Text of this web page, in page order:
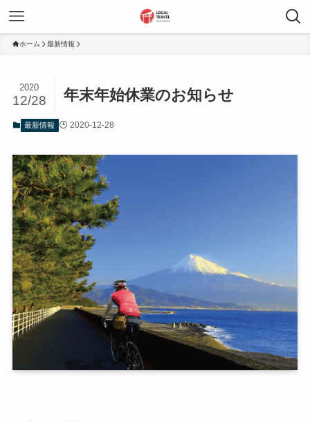
ホーム 最新情報
年末年始休業のお知らせ
2020
12/28
最新情報 2020-12-28